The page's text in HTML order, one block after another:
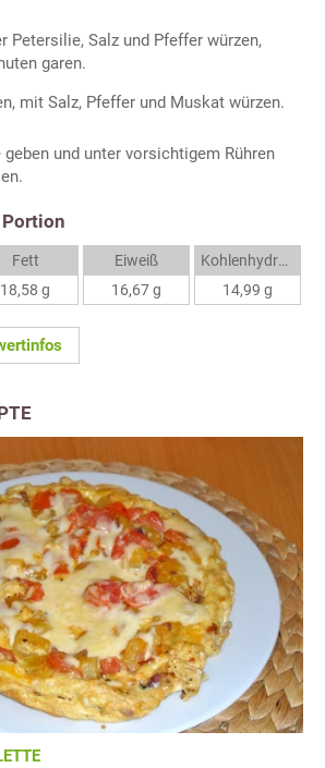
Petersilie, Salz und Pfeffer würzen,
garen.
mit Salz, Pfeffer und Muskat würzen.
geben und unter vorsichtigem Rühren
Fett
18,58 g
Eiweiß
16,67 g
Kohlenhydrate
14,99 g